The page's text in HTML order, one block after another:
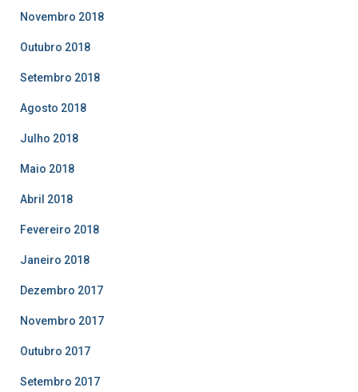
Novembro 2018
Outubro 2018
Setembro 2018
Agosto 2018
Julho 2018
Maio 2018
Abril 2018
Fevereiro 2018
Janeiro 2018
Dezembro 2017
Novembro 2017
Outubro 2017
Setembro 2017